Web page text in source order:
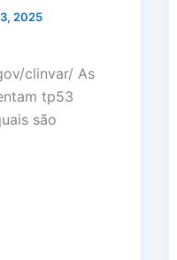
2025
clinvar/ As
tp53
são